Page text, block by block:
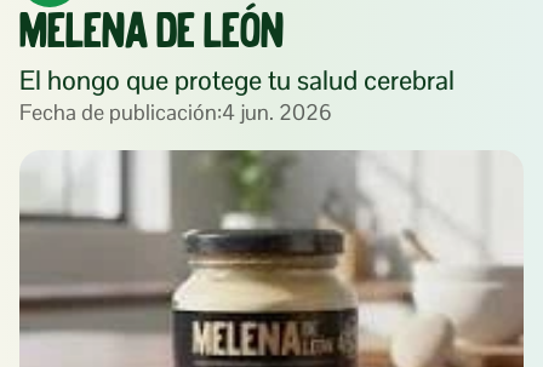
Melena de León
El hongo que protege tu salud cerebral
Fecha de publicación:4 jun. 2026